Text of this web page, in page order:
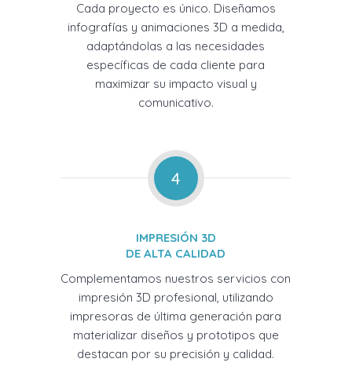
Cada proyecto es único. Diseñamos
infografías y animaciones 3D a medida,
adaptándolas a las necesidades
específicas de cada cliente para
maximizar su impacto visual y
comunicativo.
4
IMPRESIÓN 3D
DE ALTA CALIDAD
Complementamos nuestros servicios con
impresión 3D profesional, utilizando
impresoras de última generación para
materializar diseños y prototipos que
destacan por su precisión y calidad.